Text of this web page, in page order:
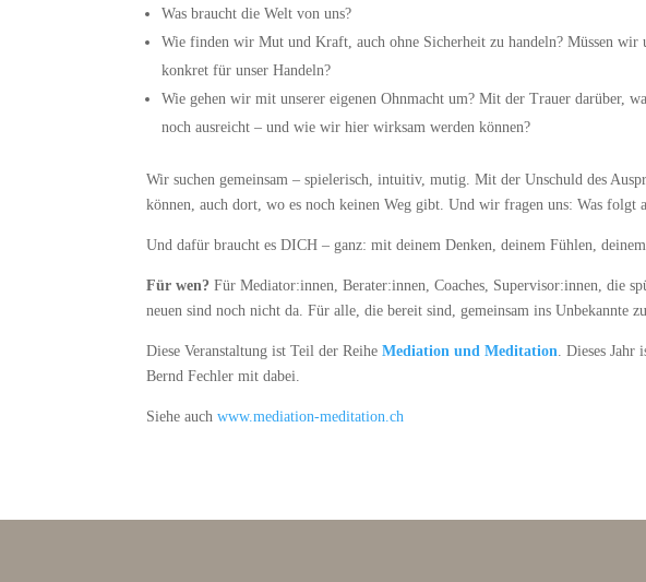
Was braucht die Welt von uns?
Wie finden wir Mut und Kraft, auch ohne Sicherheit zu handeln? Müssen wir
konkret für unser Handeln?
Wie gehen wir mit unserer eigenen Ohnmacht um? Mit der Trauer darüber,
noch ausreicht – und wie wir hier wirksam werden können?
Wir suchen gemeinsam – spielerisch, intuitiv, mutig. Mit der Unschuld des
können, auch dort, wo es noch keinen Weg gibt. Und wir fragen uns: Was folgt
Und dafür braucht es DICH – ganz: mit deinem Denken, deinem Fühlen,
Für wen? Für Mediator:innen, Berater:innen, Coaches, Supervisor:innen, die
neuen sind noch nicht da. Für alle, die bereit sind, gemeinsam ins Unbekannte
Diese Veranstaltung ist Teil der ReiheMediation und Meditation. Dieses Jahr
Bernd Fechler mit dabei.
Siehe auchwww.mediation-meditation.ch